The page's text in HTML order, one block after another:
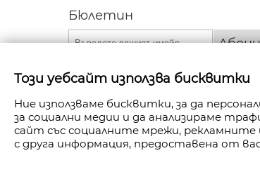
Бюлетин
Този уебсайт използва бисквитки
Ние използваме бисквитки, за да
за социални медии и да анализираме
сайт със социалните мрежи,
с друга информация, предоставена от